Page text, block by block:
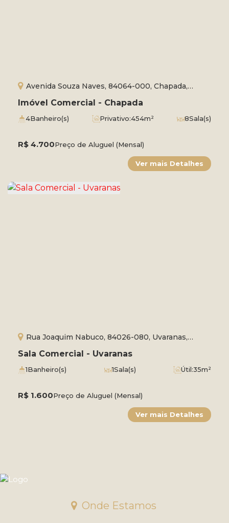
Imóvel Comercial - Chapada
R$ 4.700Preço de Aluguel (Mensal)
Avenida Souza Naves, 84064-000, Chapada,
Ponta Grossa, Paraná, Brasil
4Banheiro(s) Privativo:454m² 8Sala(s)
Sala Comercial - Uvaranas
R$ 1.600Preço de Aluguel (Mensal)
Rua Joaquim Nabuco, 84026-080, Uvaranas,
Ponta Grossa, Paraná, Brasil
1Banheiro(s) 1Sala(s) Útil:35m²
Onde Estamos